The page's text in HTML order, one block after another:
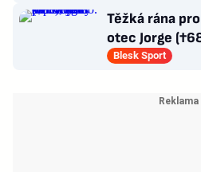
Těžká rána
otec Jorge
úspěchy
Blesk Sport